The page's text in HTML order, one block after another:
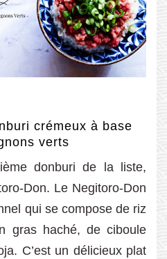
crémeux à base
verts
donburi de la liste,
Don. Le Negitoro-Don
qui se compose de riz
gras haché, de ciboule
C’est un délicieux plat